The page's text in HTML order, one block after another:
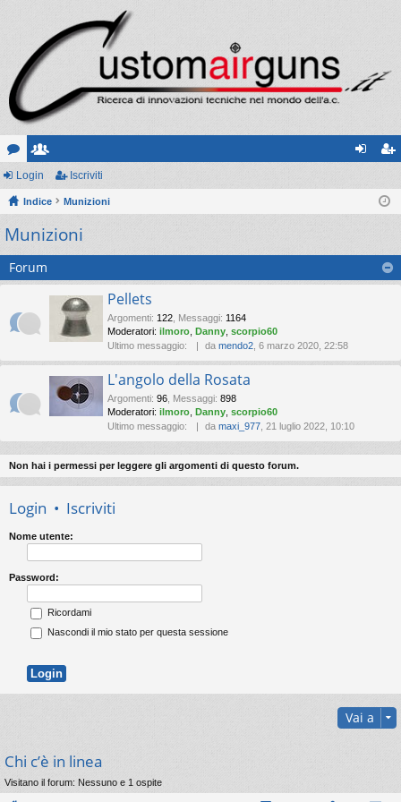
or
u
m
sc
ritt
i
riv
Login Iscriviti
Indice Munizioni
Munizioni
Forum
Pellets
Argomenti: 122 Messaggi: 1164
Moderatori: ilmoro Danny scorpio60
Ultimo messaggio:
da mendo2 , 6 marzo 2020, 22:58
L'angolo della Rosata
Argomenti: 96 Messaggi: 898
Moderatori: ilmoro Danny scorpio60
Ultimo messaggio:
da maxi_977 , 21 luglio 2022, 10:10
Non hai i permessi per leggere gli argomenti di questo forum.
Login • Iscriviti
Nome utente:
Password:
Ricordami
Nascondi il mio stato per questa sessione
Vai a
Chi c’è in linea
Visitano il forum: Nessuno e 1 ospite